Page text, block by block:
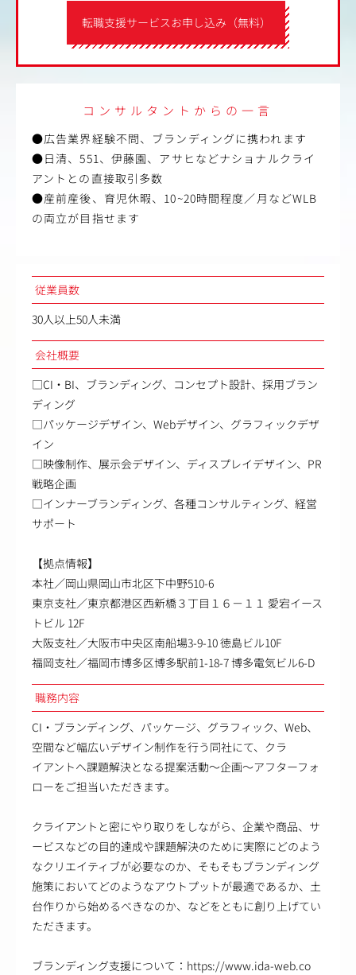
転職支援サービスお申し込み（無料）
コンサルタントからの一言
●広告業界経験不問、ブランディングに携われます
●日清、551、伊藤園、アサヒなどナショナルクライ
アントとの直接取引多数
●産前産後、育児休暇、10~20時間程度／月などWLB
の両立が目指せます
従業員数
30人以上50人未満
会社概要
□CI・BI、ブランディング、コンセプト設計、採用ブラン
ディング
□パッケージデザイン、Webデザイン、グラフィックデザ
イン
□映像制作、展示会デザイン、ディスプレイデザイン、PR
戦略企画
□インナーブランディング、各種コンサルティング、経営
サポート
【拠点情報】
本社／岡山県岡山市北区下中野510-6
東京支社／東京都港区西新橋３丁目１６－１１ 愛宕イース
トビル 12F
大阪支社／大阪市中央区南船場3-9-10 徳島ビル10F
福岡支社／福岡市博多区博多駅前1-18-7 博多電気ビル6-D
職務内容
CI・ブランディング、パッケージ、グラフィック、Web、
空間など幅広いデザイン制作を行う同社にて、クラ
イアントへ課題解決となる提案活動～企画～アフターフォ
ローをご担当いただきます。
クライアントと密にやり取りをしながら、企業や商品、サ
ービスなどの目的達成や課題解決のために実際にどのよう
なクリエイティブが必要なのか、そもそもブランディング
施策においてどのようなアウトプットが最適であるか、土
台作りから始めるべきなのか、などをともに創り上げてい
ただきます。
ブランディング支援について：https://www.ida-web.co